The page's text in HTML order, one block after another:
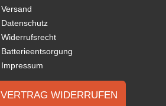
Versand
Datenschutz
Widerrufsrecht
Batterieentsorgung
Impressum
VERTRAG WIDERRUFEN